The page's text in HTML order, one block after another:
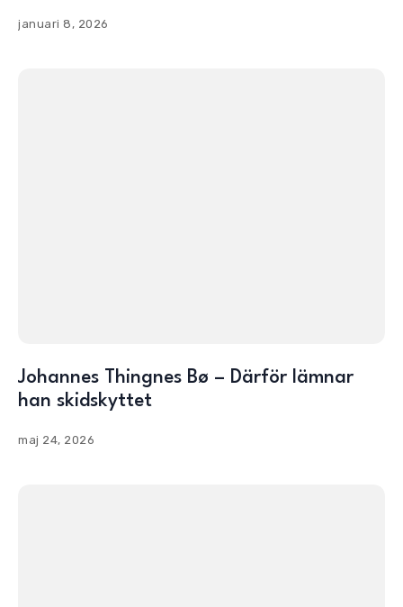
januari 8, 2026
Johannes Thingnes Bø – Därför lämnar
han skidskyttet
maj 24, 2026